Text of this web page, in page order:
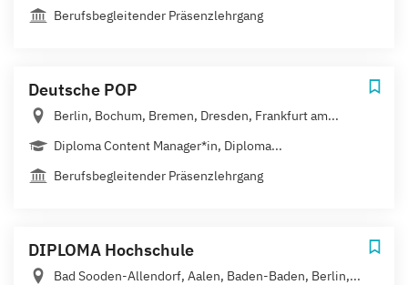
Berufsbegleitender Präsenzlehrgang
Deutsche POP
Berlin, Bochum, Bremen, Dresden, Frankfurt am...
Diploma Content Manager*in, Diploma...
Berufsbegleitender Präsenzlehrgang
DIPLOMA Hochschule
Bad Sooden-Allendorf, Aalen, Baden-Baden, Berlin,...